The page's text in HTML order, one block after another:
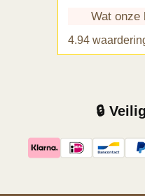
Wat onze
4.94
🔒